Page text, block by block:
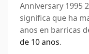
Anniversary 1995
significa que ha
anos en barricas
de 10 anos.